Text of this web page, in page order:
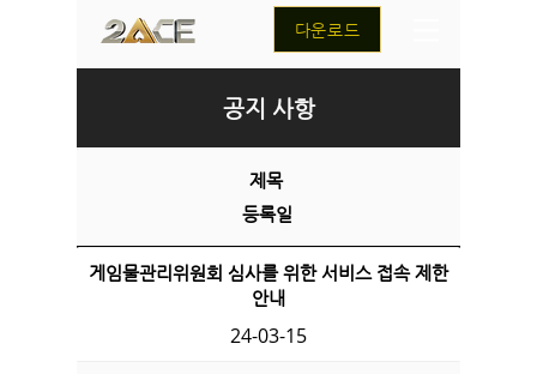
다운로드
공지 사항
제목
​등록일
게임물관리위원회 심사를 위한 서비스 접속 제한
안내
24-03-15